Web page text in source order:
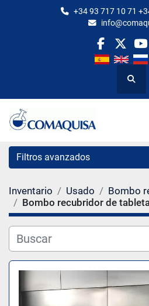
+34 93 717 10 71
facebook
Filtros avanzados
Categoría
Fabricante
Modelo
Inventario Usado
Bombo
Bombo recubridor de
Ordenar